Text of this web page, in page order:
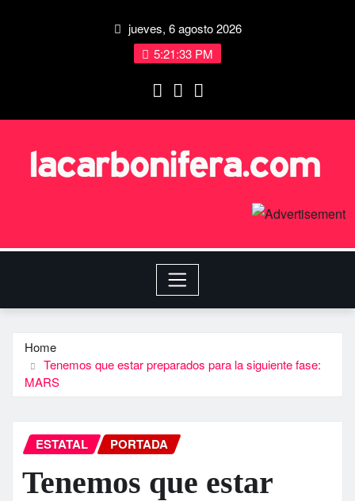
jueves, 6 agosto 2026
5:21:34 PM
Home
Tenemos que estar preparados para la siguiente fase:
MARS
ESTATAL PORTADA
Tenemos que estar